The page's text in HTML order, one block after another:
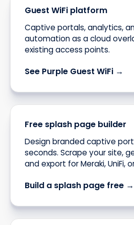
Guest WiFi platform
Captive portals, analytics,
automation as a cloud
existing access points.
See Purple Guest WiFi →
Free splash page builder
Design branded captive
seconds. Scrape your site,
and export for Meraki, UniFi,
Build a splash page free →